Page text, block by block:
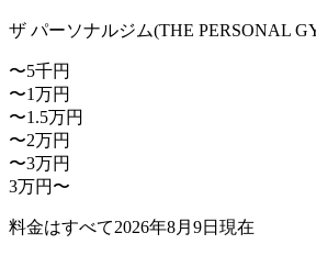
ザ パーソナルジム(THE PERSONAL
〜5千円
〜1万円
〜1.5万円
〜2万円
〜3万円
3万円〜
料金はすべて2026年8月9日 現在